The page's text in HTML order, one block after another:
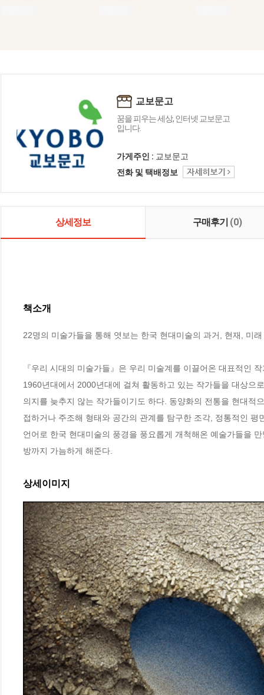
교보문고
꿈을 피우는 세상, 인터넷 교보문고
입니다.
가게주인 : 교보문고
전화 및 택배정보
상세정보 구매후기 (0)
책소개
22명의 미술가들을 통해 엿보는 한국 현대미술의 과거, 현재, 미래
『우리 시대의 미술가들』은 우리 미술계를 이끌어온 대표적인
1960년대에서 2000년대에 걸쳐 활동하고 있는 작가들을 대상으
의지를 늦추지 않는 작가들이기도 하다. 동양화의 전통을 현대적
접하거나 주조해 형태와 공간의 관계를 탐구한 조각, 정통적인
언어로 한국 현대미술의 풍경을 풍요롭게 개척해온 예술가들을
방까지 가늠하게 해준다.
상세이미지